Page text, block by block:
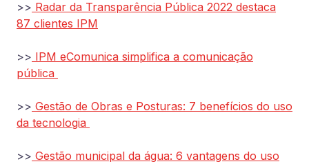
>> Radar da Transparência Pública 2022 destaca
87 clientes IPM
>> IPM eComunica simplifica a comunicação
pública
>> Gestão de Obras e Posturas: 7 benefícios do uso
da tecnologia
>> Gestão municipal da água: 6 vantagens do uso